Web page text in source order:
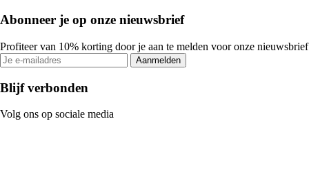
Abonneer je op onze nieuwsbrief
Profiteer van 10% korting door je aan te melden voor onze nieuwsbrief
Aanmelden
Blijf verbonden
Volg ons op sociale media